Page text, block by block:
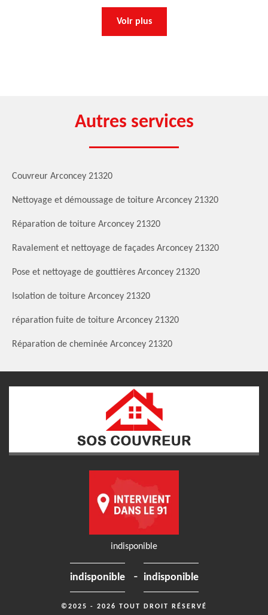
Voir plus
Autres services
Couvreur Arconcey 21320
Nettoyage et démoussage de toiture Arconcey 21320
Réparation de toiture Arconcey 21320
Ravalement et nettoyage de façades Arconcey 21320
Pose et nettoyage de gouttières Arconcey 21320
Isolation de toiture Arconcey 21320
réparation fuite de toiture Arconcey 21320
Réparation de cheminée Arconcey 21320
indisponible
indisponible - indisponible
©2025 - 2026 TOUT DROIT RÉSERVÉ